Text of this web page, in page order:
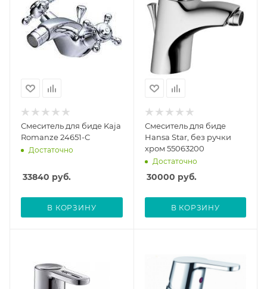
Смеситель для биде Kaja
Romanze 24651-С
Достаточно
33840 руб.
В КОРЗИНУ
Смеситель для биде
Hansa Star, без ручки
хром 55063200
Достаточно
30000 руб.
В КОРЗИНУ